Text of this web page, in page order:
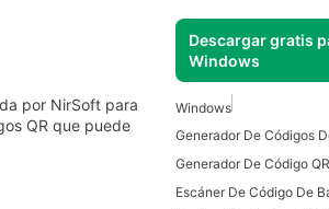
Descargar gratis
Windows
por NirSoft para
QR que puede
Windows
Generador De Códigos